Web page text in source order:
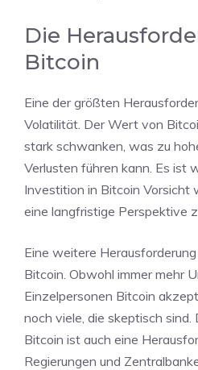
Die
Bitcoin
Eine der größten
Volatilität. Der Wert von
stark schwanken, was zu
Verlusten führen kann. Es ist
Investition in Bitcoin Vorsicht
eine langfristige Perspektive
Eine weitere
Bitcoin. Obwohl immer mehr
Einzelpersonen Bitcoin
noch viele, die skeptisch sind.
Bitcoin ist auch eine
Regierungen und